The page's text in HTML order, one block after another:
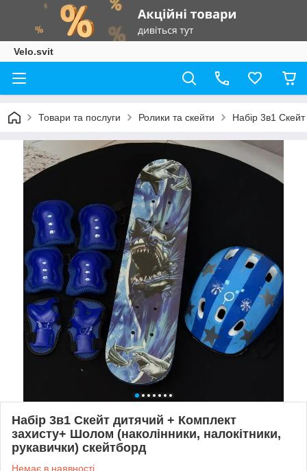
Velo.svit
Товари та послуги Ролики та скейти Набір 3в1
Набір 3в1 Скейт дитячий + Комплект
захисту+ Шолом (наколінники, налокітники,
рукавички) скейтборд
Немає в наявності